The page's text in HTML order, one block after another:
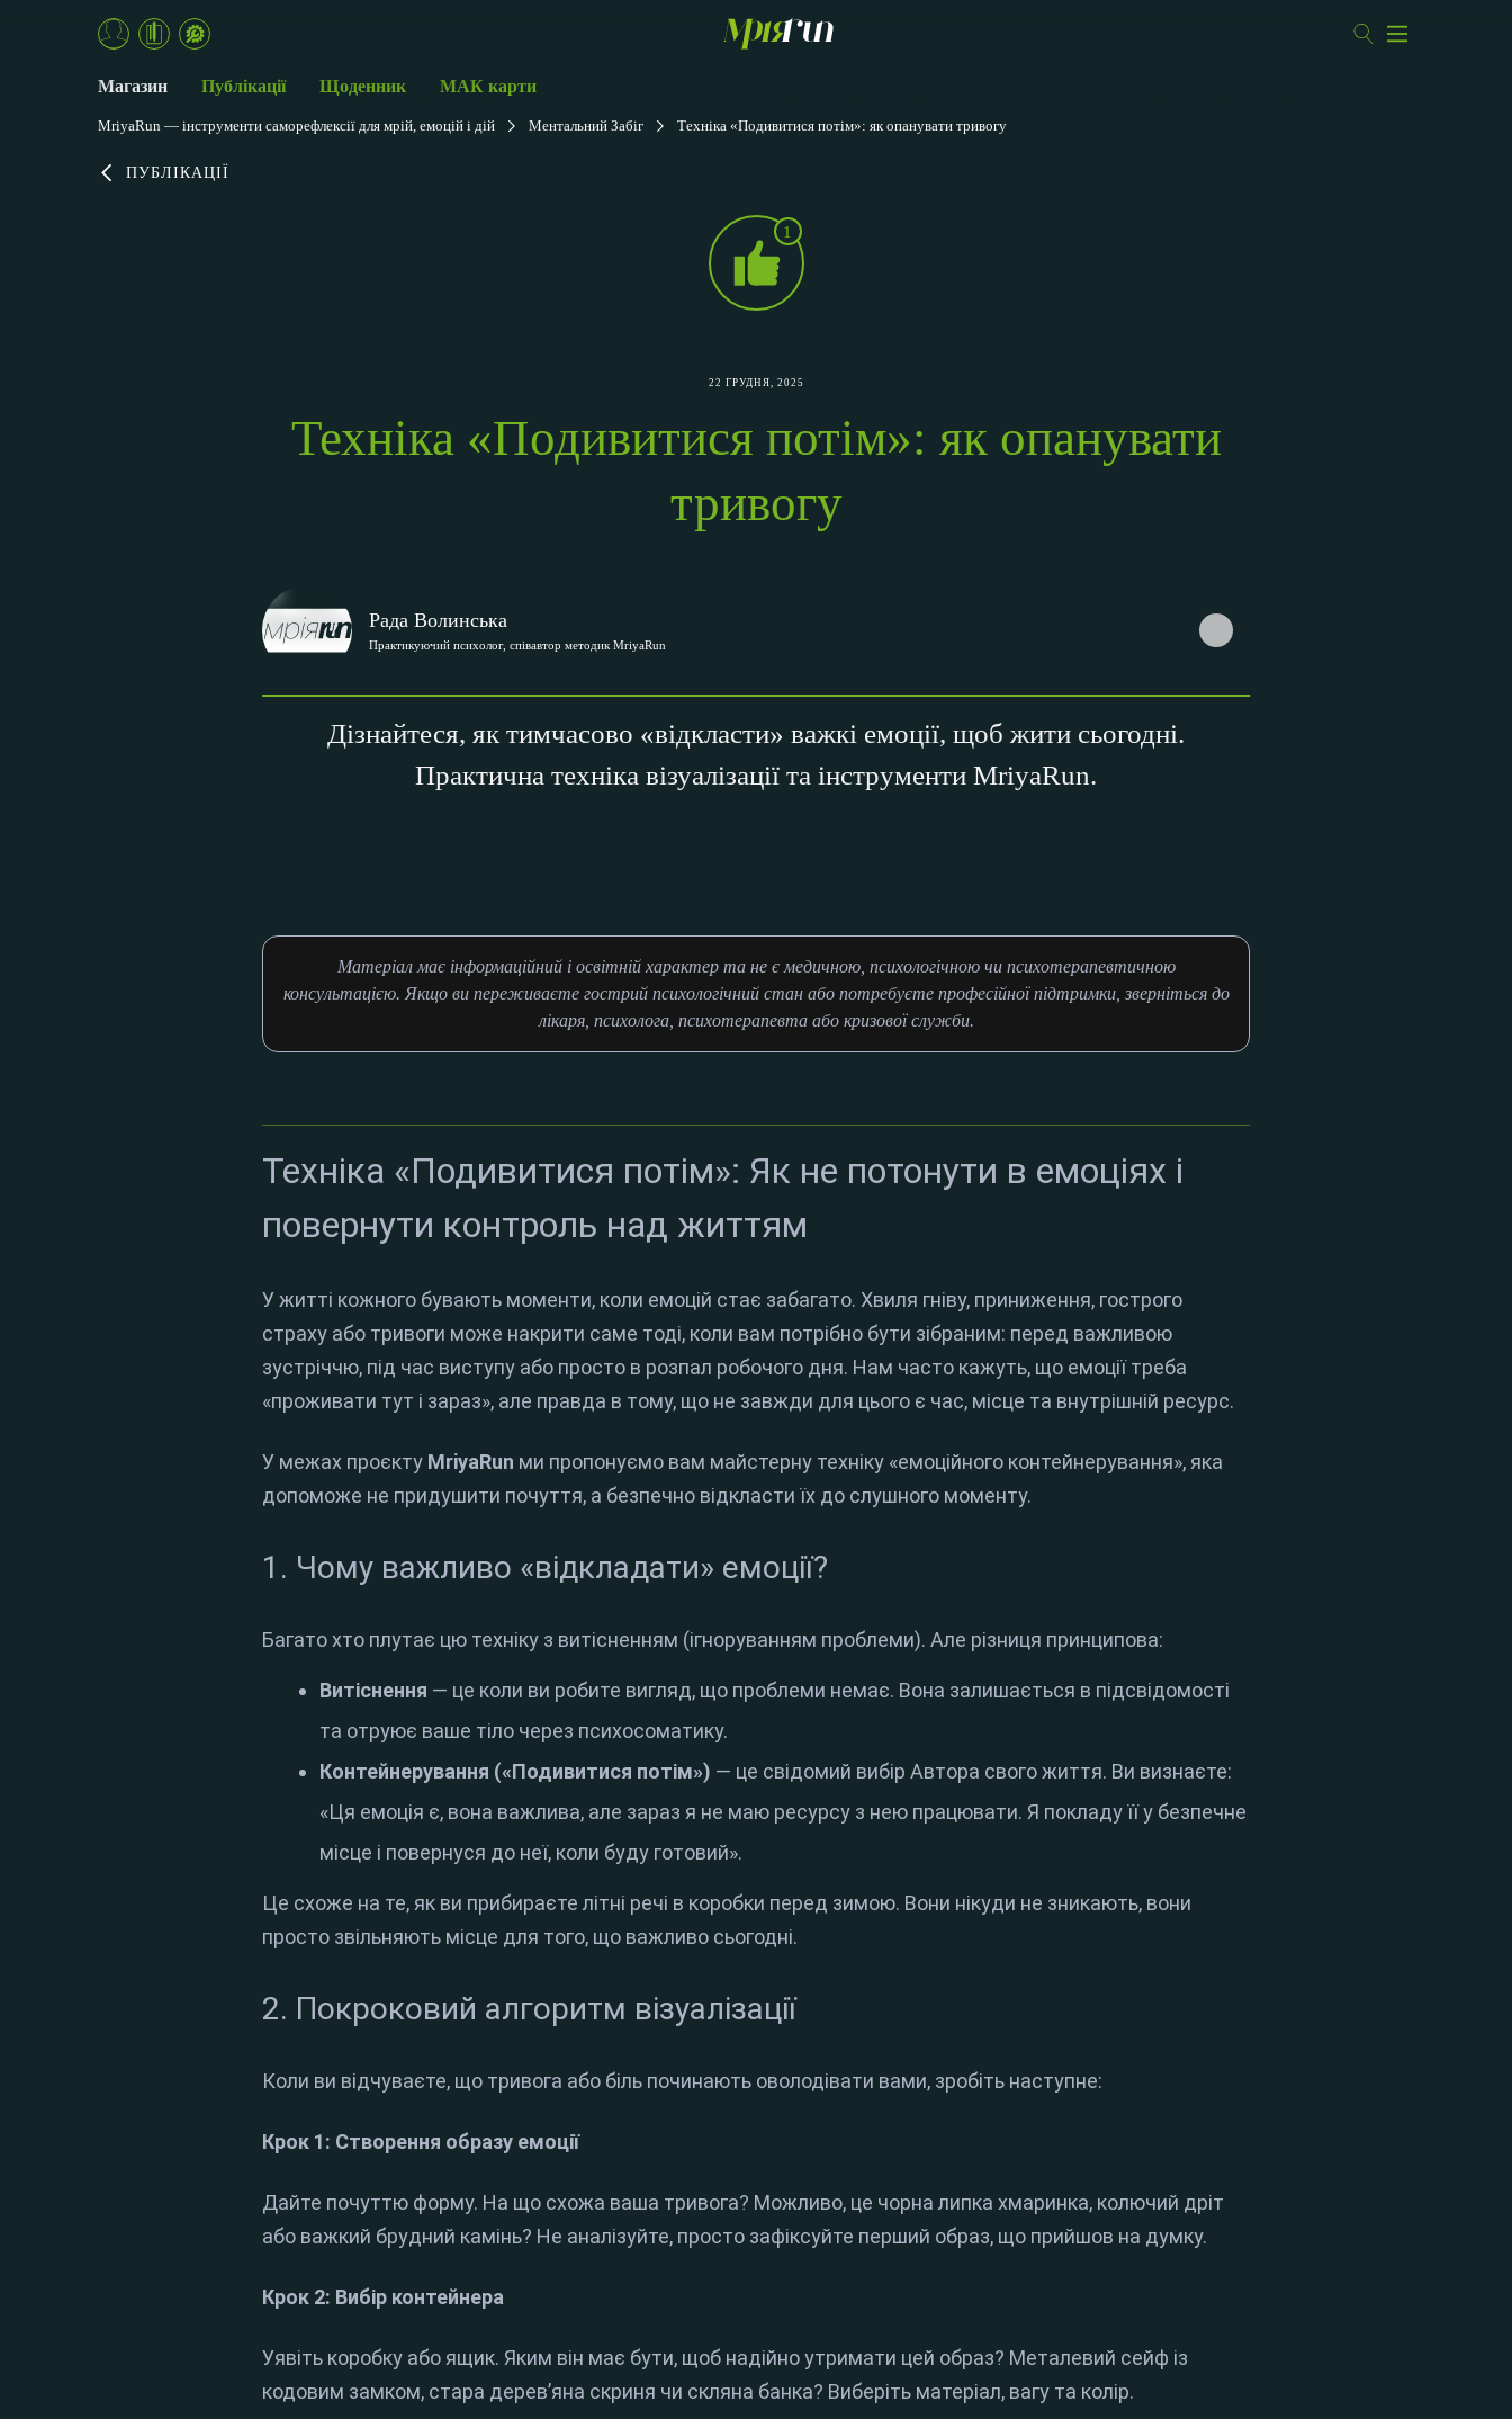
ПУБЛІКАЦІЇ
1
22 ГРУДНЯ, 2025
Техніка «Подивитися потім»: як опанувати
тривогу
Рада Волинська
Практикуючий психолог, співавтор методик MriyaRun
Дізнайтеся, як тимчасово «відкласти» важкі емоції, щоб жити сьогодні.
Практична техніка візуалізації та інструменти MriyaRun.
Матеріал має інформаційний і освітній характер та не є медичною, психологічною чи психотерапевтичною
консультацією. Якщо ви переживаєте гострий психологічний стан або потребуєте професійної підтримки, зверніться до
лікаря, психолога, психотерапевта або кризової служби.
Техніка «Подивитися потім»: Як не потонути в емоціях і
повернути контроль над життям
У житті кожного бувають моменти, коли емоцій стає забагато. Хвиля гніву, приниження, гострого
страху або тривоги може накрити саме тоді, коли вам потрібно бути зібраним: перед важливою
зустріччю, під час виступу або просто в розпал робочого дня. Нам часто кажуть, що емоції треба
«проживати тут і зараз», але правда в тому, що не завжди для цього є час, місце та внутрішній ресурс.
У межах проєкту MriyaRun ми пропонуємо вам майстерну техніку «емоційного контейнерування», яка
допоможе не придушити почуття, а безпечно відкласти їх до слушного моменту.
1. Чому важливо «відкладати» емоції?
Багато хто плутає цю техніку з витісненням (ігноруванням проблеми). Але різниця принципова:
Витіснення — це коли ви робите вигляд, що проблеми немає. Вона залишається в підсвідомості
та отруює ваше тіло через психосоматику.
Контейнерування («Подивитися потім») — це свідомий вибір Автора свого життя. Ви визнаєте:
«Ця емоція є, вона важлива, але зараз я не маю ресурсу з нею працювати. Я покладу її у безпечне
місце і повернуся до неї, коли буду готовий».
Це схоже на те, як ви прибираєте літні речі в коробки перед зимою. Вони нікуди не зникають, вони
просто звільняють місце для того, що важливо сьогодні.
2. Покроковий алгоритм візуалізації
Коли ви відчуваєте, що тривога або біль починають оволодівати вами, зробіть наступне:
Крок 1: Створення образу емоції
Дайте почуттю форму. На що схожа ваша тривога? Можливо, це чорна липка хмаринка, колючий дріт
або важкий брудний камінь? Не аналізуйте, просто зафіксуйте перший образ, що прийшов на думку.
Крок 2: Вибір контейнера
Уявіть коробку або ящик. Яким він має бути, щоб надійно утримати цей образ? Металевий сейф із
кодовим замком, стара дерев’яна скриня чи скляна банка? Виберіть матеріал, вагу та колір.
Магазин Публікації Щоденник МАК карти
MriyaRun — інструменти саморефлексії для мрій, емоцій і дій Ментальний Забіг Техніка «Подивитися потім»: як опанувати тривогу